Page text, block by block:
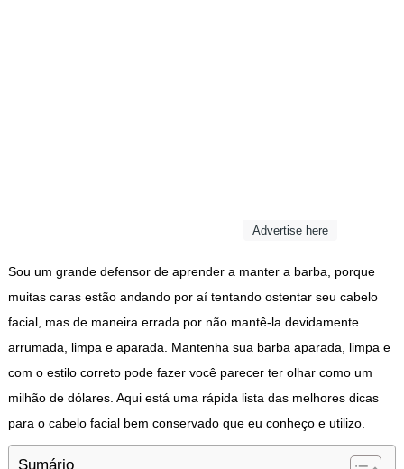
Advertise here
Sou um grande defensor de aprender a manter a barba, porque
muitas caras estão andando por aí tentando ostentar seu cabelo
facial, mas de maneira errada por não mantê-la devidamente
arrumada, limpa e aparada. Mantenha sua barba aparada, limpa e
com o estilo correto pode fazer você parecer ter olhar como um
milhão de dólares. Aqui está uma rápida lista das melhores dicas
para o cabelo facial bem conservado que eu conheço e utilizo.
Sumário